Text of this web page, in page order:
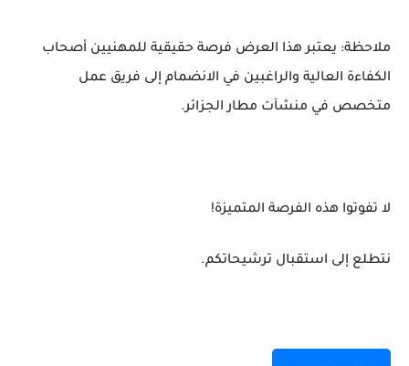
ملاحظة: يعتبر هذا العرض فرصة حقيقية للمهنيين أصحاب
الكفاءة العالية والراغبين في الانضمام إلى فريق عمل
متخصص في منشآت مطار الجزائر.
لا تفوتوا هذه الفرصة المتميزة!
نتطلع إلى استقبال ترشيحاتكم.